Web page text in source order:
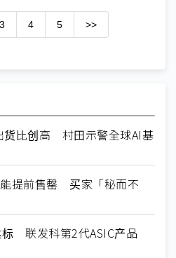
3 4 5 >>
货比创高 村田示警全球AI基
提前售罄 买家「秘而不
联发科第2代ASIC产品